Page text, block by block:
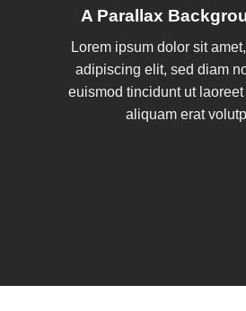
A Parallax
Lorem ipsum dolor sit
adipiscing elit, sed diam
euismod tincidunt ut
aliquam erat